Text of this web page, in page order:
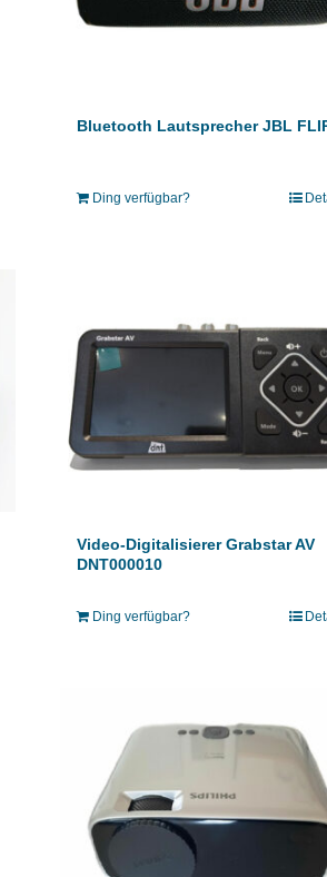
Bluetooth Lautsprecher JBL
Ding verfügbar?
Video-Digitalisierer Grabstar AV
DNT000010
Ding verfügbar?